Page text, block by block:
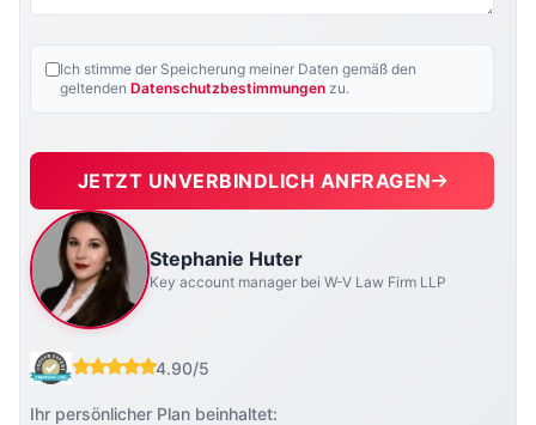
Ich stimme der Speicherung meiner Daten gemäß den
geltenden Datenschutzbestimmungen zu.
JETZT UNVERBINDLICH ANFRAGEN
Stephanie Huter
Key account manager bei W-V Law Firm LLP
4.90/5
Ihr persönlicher Plan beinhaltet: